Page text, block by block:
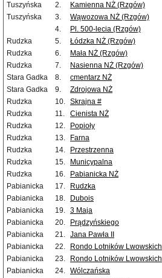
Tuszyńska
2. Kamienna NŻ (Rzgów)
Tuszyńska
3. Wąwozowa NŻ (Rzgów)
4.
Pl. 500-lecia (Rzgów)
Rudzka
5. Łódzka NŻ (Rzgów)
Rudzka
6. Mała NŻ (Rzgów)
Rudzka
7. Nasienna NŻ (Rzgów)
Stara Gadka
8. cmentarz NŻ
Stara Gadka
9. Zdrojowa NŻ
Rudzka
10. Skrajna #
Rudzka
11. Cienista NŻ
Rudzka
12. Popioły
Rudzka
13. Farna
Rudzka
14. Przestrzenna
Rudzka
15. Municypalna
Rudzka
16. Pabianicka NŻ
Pabianicka
17. Rudzka
Pabianicka
18. Dubois
Pabianicka
19. 3 Maja
Pabianicka
20. Prądzyńskiego
Pabianicka
21. Jana Pawła II
Pabianicka
22. Rondo Lotników Lwowskich
Pabianicka
23. Rondo Lotników Lwowskich
Pabianicka
24. Wólczańska